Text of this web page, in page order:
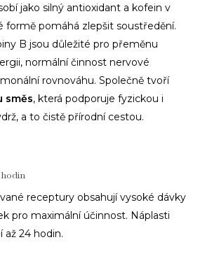
jako silný antioxidant a kofein v
formě pomáhá zlepšit soustředění.
B jsou důležité pro přeměnu
normální činnost nervové
rovnováhu. Společně tvoří
směs, která podporuje fyzickou i
a to čistě přírodní cestou.
receptury obsahují vysoké dávky
pro maximální účinnost. Náplasti
až 24 hodin.